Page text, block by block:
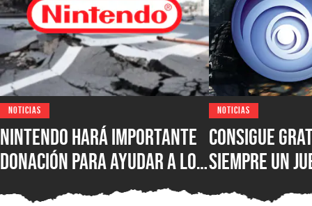
NOTICIAS
Nintendo hará importante
donación para ayudar a los
damnificados del
NOTICIAS
Consigue
siempre un
PC de una de